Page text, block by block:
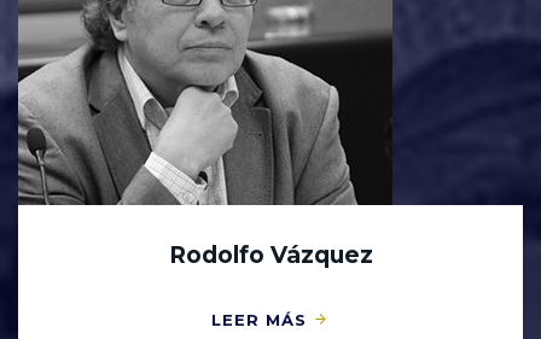
Rodolfo Vázquez
LEER MÁS